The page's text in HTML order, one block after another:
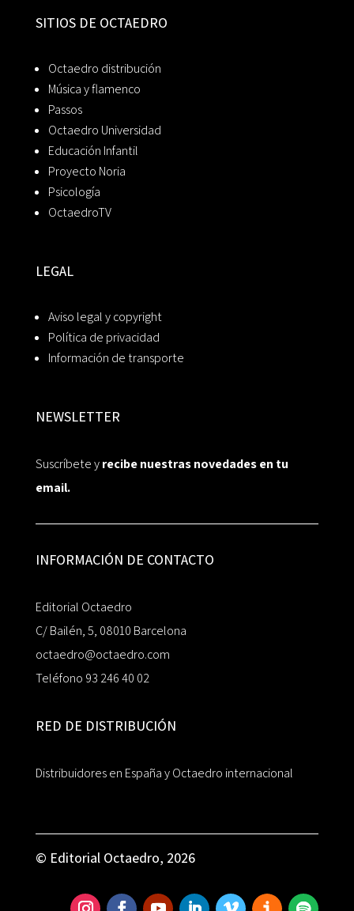
SITIOS DE OCTAEDRO
Octaedro distribución
Música y flamenco
Passos
Octaedro Universidad
Educación Infantil
Proyecto Noria
Psicología
OctaedroTV
LEGAL
Aviso legal y copyright
Política de privacidad
Información de transporte
NEWSLETTER
Suscríbete yrecibe nuestras novedades en tu
email.
INFORMACIÓN DE CONTACTO
Editorial Octaedro
C/ Bailén, 5, 08010 Barcelona
octaedro@octaedro.com
Teléfono 93 246 40 02
RED DE DISTRIBUCIÓN
Distribuidores en España y Octaedro internacional
© Editorial Octaedro, 2026